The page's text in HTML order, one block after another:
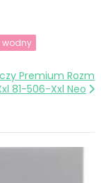
wodny
Premium Rozm
81-506-Xxl Neo